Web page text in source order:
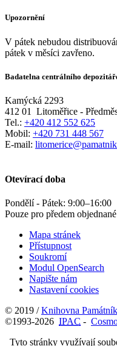
Upozornění
V pátek nebudou
pátek v měsíci zavřeno.
Badatelna centrálního
Kamýcká 2293
412 01
Litoměřice -
Tel.: +420 412 552 625
Mobil: +420 731 448 567
E-mail:
Otevírací doba
Pondělí - Pátek: 9:00–16:00
Pouze pro předem
Mapa stránek
Přístupnost
Soukromí
Modul OpenSearch
Napište nám
Nastavení cookies
© 2019 /Knihovna
©1993-2026 IPAC -
Tyto stránky využívají